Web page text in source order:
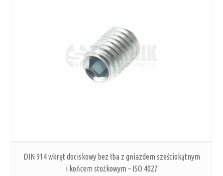
DIN 914 wkręt dociskowy bez łba z gniazdem sześciokątnym
i końcem stożkowym – ISO 4027